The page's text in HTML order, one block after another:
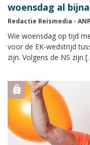
woensdag al
Redactie Reismedia - ANP
Wie woensdag op tijd
voor de EK-wedstrijd
zijn. Volgens de NS zijn